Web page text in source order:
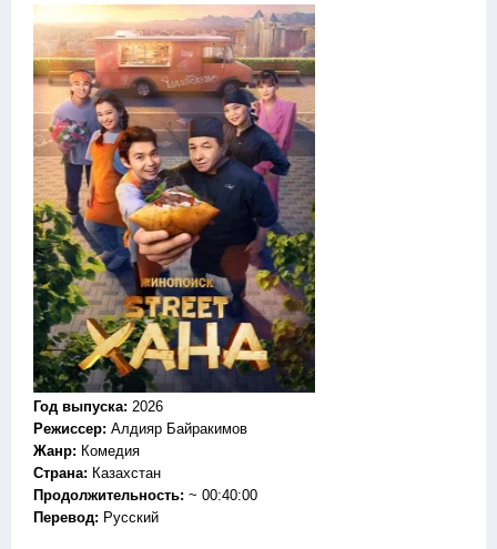
Год выпуска: 2026
Режиссер: Алдияр Байракимов
Жанр: Комедия
Страна: Казахстан
Продолжительность: ~ 00:40:00
Перевод: Русский